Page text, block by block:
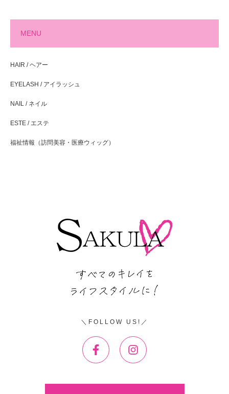
MENU
HAIR / ヘアー
EYELASH / アイラッシュ
NAIL / ネイル
ESTE / エステ
福祉情報（訪問美容・医療ウィッグ）
FOLLOW US!